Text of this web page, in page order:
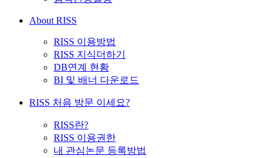
About RISS
RISS 이용방법
RISS 지식더하기
DB연계 현황
BI 및 배너 다운로드
RISS 처음 방문 이세요?
RISS란?
RISS 이용권한
내 관심논문 등록방법